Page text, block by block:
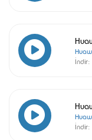
İndir:
İndir: